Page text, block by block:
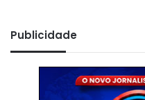
Publicidade